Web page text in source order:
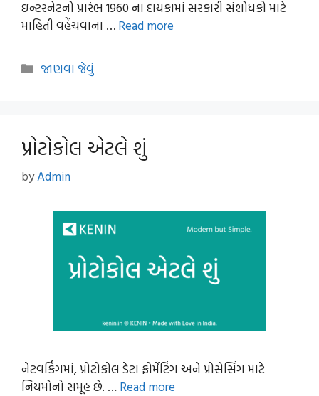
ઇન્ટરનેટનો પ્રારંભ 1960 ના દાયકામાં સરકારી સંશોધકો માટે
માહિતી વહેંચવાના … Read more
Categories
જાણવા જેવું
પ્રોટોકોલ એટલે શું
byAdmin
નેટવર્કિંગમાં, પ્રોટોકોલ ડેટા ફોર્મેટિંગ અને પ્રોસેસિંગ માટે
નિયમોનો સમૂહ છે. … Read more